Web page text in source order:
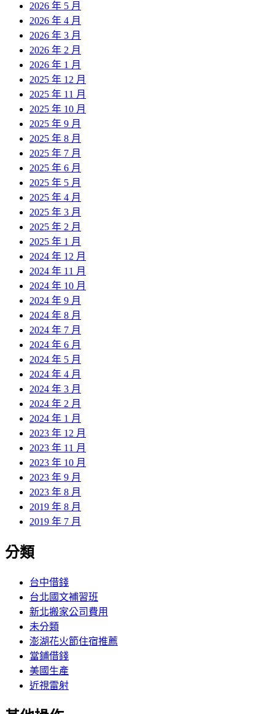
2026 年 5 月
2026 年 4 月
2026 年 3 月
2026 年 2 月
2026 年 1 月
2025 年 12 月
2025 年 11 月
2025 年 10 月
2025 年 9 月
2025 年 8 月
2025 年 7 月
2025 年 6 月
2025 年 5 月
2025 年 4 月
2025 年 3 月
2025 年 2 月
2025 年 1 月
2024 年 12 月
2024 年 11 月
2024 年 10 月
2024 年 9 月
2024 年 8 月
2024 年 7 月
2024 年 6 月
2024 年 5 月
2024 年 4 月
2024 年 3 月
2024 年 2 月
2024 年 1 月
2023 年 12 月
2023 年 11 月
2023 年 10 月
2023 年 9 月
2023 年 8 月
2019 年 8 月
2019 年 7 月
分類
台中借錢
台北國文補習班
新北搬家公司費用
未分類
澎湖花火節住宿推薦
當鋪借錢
美國生產
近視雷射